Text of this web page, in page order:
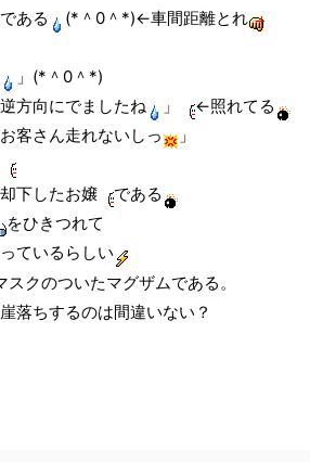
ある
(*＾0＾*)←車間距離とれ
」(*＾0＾*)
方向にでましたね
」
←照れてる
客さん走れないしっ
」
下したお嬢
である
をひきつれて
ているらしい
スクのついたマグザムである。
落ちするのは間違いない？